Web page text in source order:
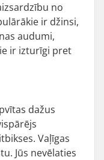
no
ir džinsi,
audumi,
ir izturīgi pret
dažus
Vaļīgas
Jūs nevēlaties